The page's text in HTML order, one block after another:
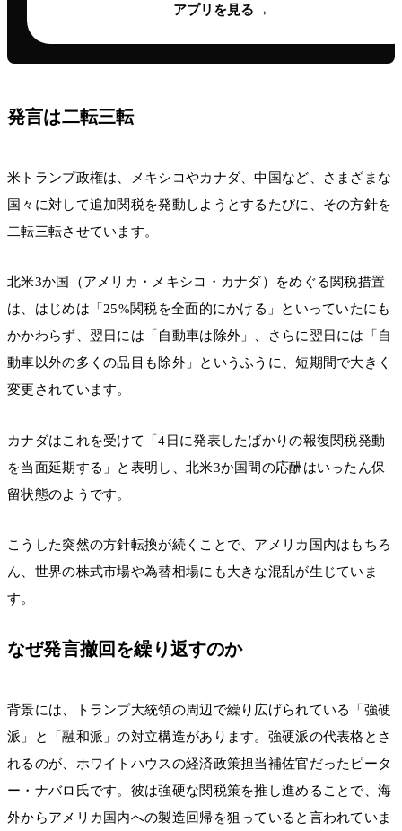
アプリを見る →
発言は二転三転
米トランプ政権は、メキシコやカナダ、中国など、さまざまな
国々に対して追加関税を発動しようとするたびに、その方針を
二転三転させています。
北米3か国（アメリカ・メキシコ・カナダ）をめぐる関税措置
は、はじめは「25%関税を全面的にかける」といっていたにも
かかわらず、翌日には「自動車は除外」、さらに翌日には「自
動車以外の多くの品目も除外」というふうに、短期間で大きく
変更されています。
カナダはこれを受けて「4日に発表したばかりの報復関税発動
を当面延期する」と表明し、北米3か国間の応酬はいったん保
留状態のようです。
こうした突然の方針転換が続くことで、アメリカ国内はもちろ
ん、世界の株式市場や為替相場にも大きな混乱が生じていま
す。
なぜ発言撤回を繰り返すのか
背景には、トランプ大統領の周辺で繰り広げられている「強硬
派」と「融和派」の対立構造があります。強硬派の代表格とさ
れるのが、ホワイトハウスの経済政策担当補佐官だったピータ
ー・ナバロ氏です。彼は強硬な関税策を推し進めることで、海
外からアメリカ国内への製造回帰を狙っていると言われていま